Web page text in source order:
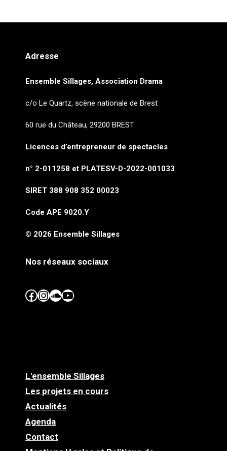
Adresse
Ensemble Sillages, Association Drama
c/o Le Quartz, scène nationale de Brest
60 rue du Château, 29200 BREST
Licences d’entrepreneur de spectacles
n° 2-011258 et PLATESV-D-2022-001033
SIRET 388 908 352 00023
Code APE 9020.Y
© 2026 Ensemble Sillages
Nos réseaux sociaux
Facebook
Instagram
SoundCloud
YouTube
L'ensemble Sillages
Les projets en cours
Actualités
Agenda
Contact